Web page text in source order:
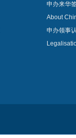
申办来华
About
申办领事